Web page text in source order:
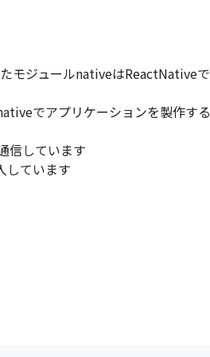
モジュールnativeはReactNativeで
でアプリケーションを製作する
信しています
しています